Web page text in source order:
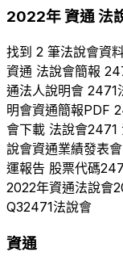
2022年資通法
找到 2 筆法說會資
資通 法說會簡報
通法人說明會 2471
明會資通簡報PDF
會下載 法說會2471
說會資通業績發表會
運報告 股票代碼
2022年資通法說會
Q32471法說會
資通